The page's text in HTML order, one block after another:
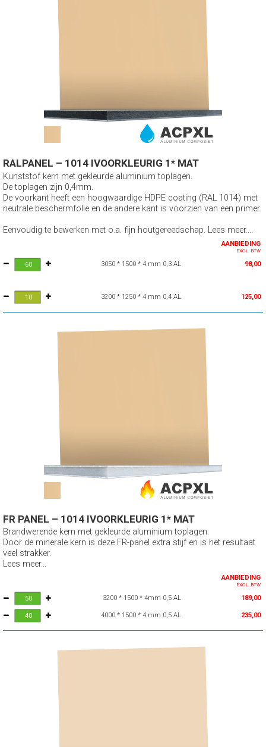
RALPANEL – 1014 IVOORKLEURIG 1* MAT
Kunststof kern met gekleurde aluminium toplagen.
De toplagen zijn 0,4mm.
De voorkant heeft een hoogwaardige HDPE coating (RAL 1014) met
neutrale beschermfolie en de andere kant is voorzien van een primer.
Eenvoudig te bewerken met o.a. fijn houtgereedschap. Lees meer....
AANBIEDING
EXCL. BTW
3050 * 1500 * 4 mm 0,3 AL 98,00
3200 * 1250 * 4 mm 0,4 AL 125,00
FR PANEL – 1014 IVOORKLEURIG 1* MAT
Brandwerende kern met gekleurde aluminium toplagen.
Door de minerale kern is deze FR-panel extra stijf en is het resultaat
veel strakker.
Lees meer...
AANBIEDING
EXCL. BTW
3200 * 1500 * 4mm 0,5 AL 189,00
4000 * 1500 * 4 mm 0,5 AL 235,00